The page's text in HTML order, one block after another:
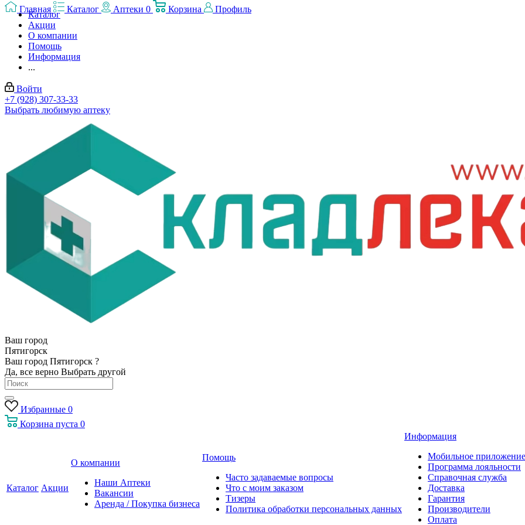
Каталог
Акции
О компании
Помощь
Информация
...
Войти
+7 (928) 307-33-33
Выбрать любимую аптеку
Ваш город
Пятигорск
Ваш город Пятигорск ?
Да, все верно Выбрать другой
Избранные 0
Корзина пуста 0
Каталог Акции
О компании
Наши Аптеки
Вакансии
Аренда / Покупка бизнеса
Помощь
Часто задаваемые вопросы
Что с моим заказом
Тизеры
Политика обработки персональных данных
Информация
Мобильное приложение
Программа лояльности
Справочная служба
Доставка
Гарантия
Производители
Оплата
Главная Каталог Аптеки 0 Корзина Профиль